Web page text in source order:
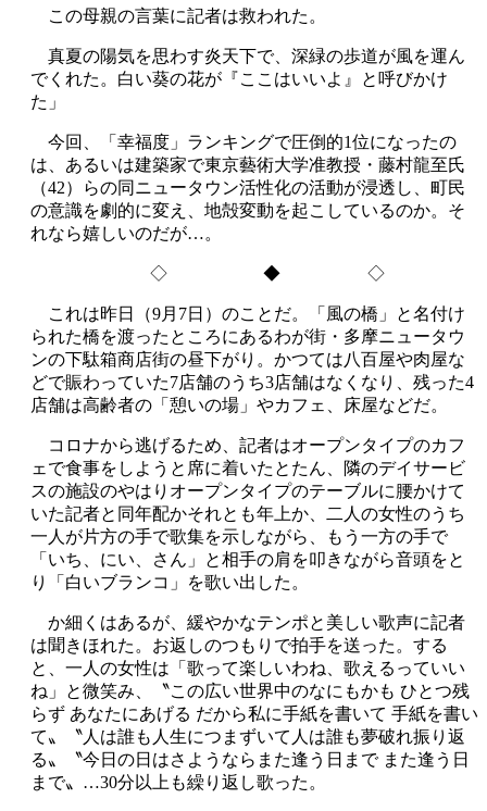
この母親の言葉に記者は救われた。
真夏の陽気を思わす炎天下で、深緑の歩道が風を運ん
でくれた。白い葵の花が『ここはいいよ』と呼びかけ
た」
今回、「幸福度」ランキングで圧倒的1位になったの
は、あるいは建築家で東京藝術大学准教授・藤村龍至氏
（42）らの同ニュータウン活性化の活動が浸透し、町民
の意識を劇的に変え、地殻変動を起こしているのか。そ
れなら嬉しいのだが…。
◇ ◆ ◇
これは昨日（9月7日）のことだ。「風の橋」と名付け
られた橋を渡ったところにあるわが街・多摩ニュータウ
ンの下駄箱商店街の昼下がり。かつては八百屋や肉屋な
どで賑わっていた7店舗のうち3店舗はなくなり、残った4
店舗は高齢者の「憩いの場」やカフェ、床屋などだ。
コロナから逃げるため、記者はオープンタイプのカフ
ェで食事をしようと席に着いたとたん、隣のデイサービ
スの施設のやはりオープンタイプのテーブルに腰かけて
いた記者と同年配かそれとも年上か、二人の女性のうち
一人が片方の手で歌集を示しながら、もう一方の手で
「いち、にい、さん」と相手の肩を叩きながら音頭をと
り「白いブランコ」を歌い出した。
か細くはあるが、緩やかなテンポと美しい歌声に記者
は聞きほれた。お返しのつもりで拍手を送った。する
と、一人の女性は「歌って楽しいわね、歌えるっていい
ね」と微笑み、〝この広い世界中のなにもかも ひとつ残
らず あなたにあげる だから私に手紙を書いて 手紙を書い
て〟〝人は誰も人生につまずいて人は誰も夢破れ振り返
る〟〝今日の日はさようならまた逢う日まで また逢う日
まで〟…30分以上も繰り返し歌った。